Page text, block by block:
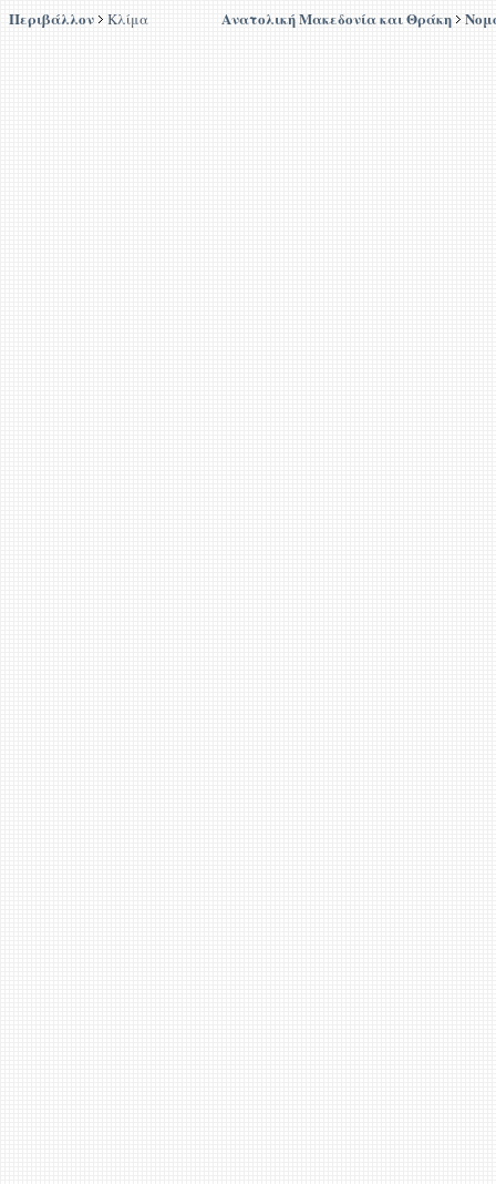
Περιβάλλον Κλίμα Ανατολική Μακεδονία και Θράκη